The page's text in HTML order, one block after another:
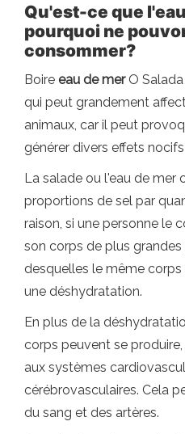
Qu'est-ce que
pourquoi ne
consommer?
Boire eau de merO Salada
qui peut grandement
animaux, car il peut
générer divers effets
La salade ou l'eau de mer
proportions de sel par
raison, si une personne le
son corps de plus
desquelles le même
une déshydratation.
En plus de la
corps peuvent se
aux systèmes
cérébrovasculaires. Cela
du sang et des artères.